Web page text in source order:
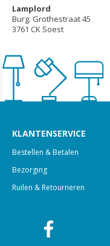
Lamplord
Burg. Grothestraat 45
3761 CK Soest
KLANTENSERVICE
Bestellen & Betalen
Bezorging
Ruilen & Retourneren